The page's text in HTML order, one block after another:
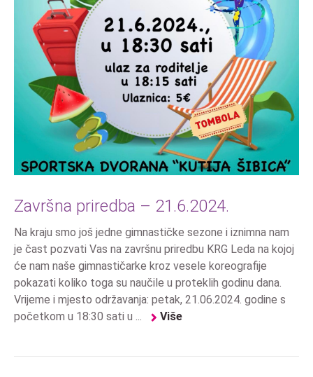
Završna priredba – 21.6.2024.
Na kraju smo još jedne gimnastičke sezone i iznimna nam
je čast pozvati Vas na završnu priredbu KRG Leda na kojoj
će nam naše gimnastičarke kroz vesele koreografije
pokazati koliko toga su naučile u proteklih godinu dana.
Vrijeme i mjesto održavanja: petak, 21.06.2024. godine s
početkom u 18:30 sati u ...
Više